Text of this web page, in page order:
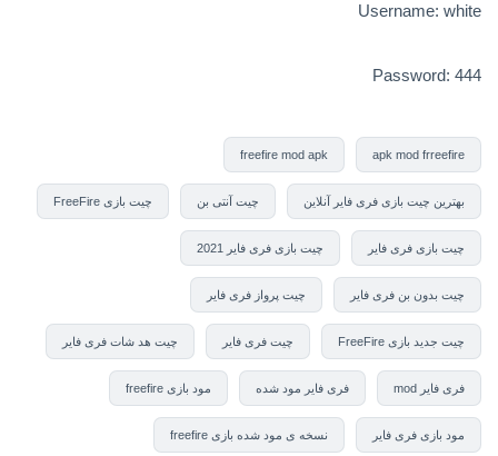
Username: white
Password: 444
apk mod frreefire
freefire mod apk
بهترین چیت بازی فری فایر آنلاین چیت آنتی بن چیت بازی FreeFire
چیت بازی فری فایر چیت بازی فری فایر 2021
چیت بدون بن فری فایر چیت پرواز فری فایر
چیت جدید بازی FreeFire چیت فری فایر چیت هد شات فری فایر
فری فایر mod فری فایر مود شده مود بازی freefire
مود بازی فری فایر نسخه ی مود شده بازی freefire